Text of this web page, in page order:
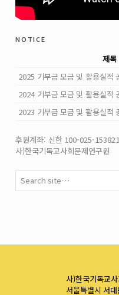
notice
제목
2025 기부금 모금 및 활용실적
2024 기부금 모금 및 활용실적
2023 기부금 모금 및 활용실적
후원계좌: 신한 100-025-153821
사)한국기독교사회문제연구원
사)한국기독교
서울특별시 서